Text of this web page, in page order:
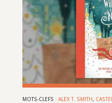
MOTS-CLEFS : ALEX T. SMITH,